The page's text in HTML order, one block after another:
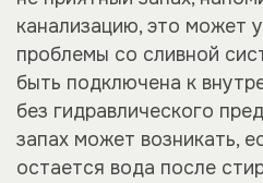
канализацию, это может
проблемы со сливной
быть подключена к
без гидравлического
запах может возникать,
остается вода после